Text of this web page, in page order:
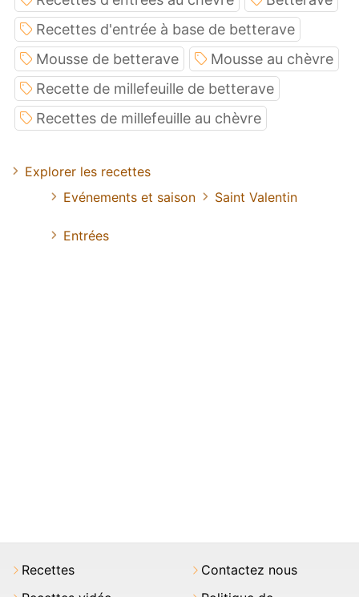
Recettes d'entrée à base de betterave
Mousse de betterave
Mousse au chèvre
Recette de millefeuille de betterave
Recettes de millefeuille au chèvre
Explorer les recettes
Evénements et saison
Saint Valentin
Entrées
Recettes
Contactez nous